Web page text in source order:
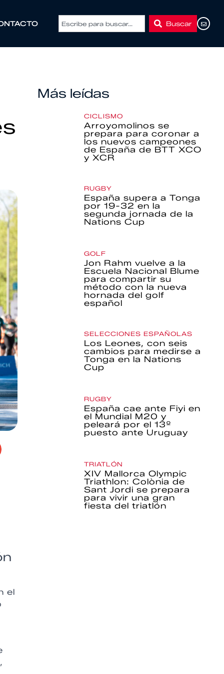
Buscar
el
Más leídas
CICLISMO
Arroyomolinos se
prepara para coronar a
los nuevos campeones
de España de BTT XCO
y XCR
RUGBY
España supera a Tonga
por 19-32 en la
segunda jornada de la
Nations Cup
GOLF
Jon Rahm vuelve a la
Escuela Nacional Blume
para compartir su
método con la nueva
hornada del golf
español
SELECCIONES ESPAÑOLAS
Los Leones, con seis
cambios para medirse a
Tonga en la Nations
Cup
RUGBY
España cae ante Fiyi en
el Mundial M20 y
peleará por el 13º
puesto ante Uruguay
TRIATLÓN
XIV Mallorca Olympic
Triathlon: Colònia de
Sant Jordi se prepara
para vivir una gran
fiesta del triatlón